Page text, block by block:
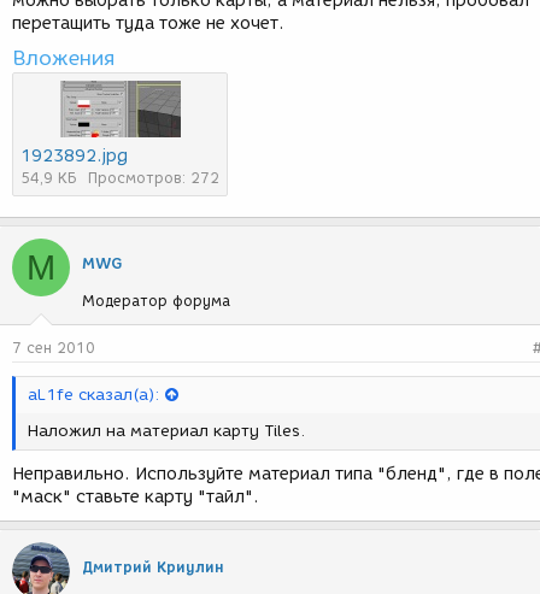
перетащить туда тоже не хочет.
Вложения
1923892.jpg
54,9 КБ Просмотров: 272
M MWG
Модератор форума
7 сен 2010
aL1fe сказал(а):
Наложил на материал карту Tiles.
Неправильно. Используйте материал типа "бленд", где в
"маск" ставьте карту "тайл".
Дмитрий Криулин